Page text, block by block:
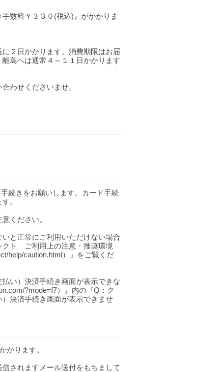
数料￥３３０(税込)』がかかりま
２日かかります。消費期限はお届
島へは通常４～１１日かかります
わせくださいませ。
続きをお願いします。カード手続
。
ください。
と正常にご利用いただけない場合
クト ご利用上の注意・推奨環境
help/caution.html）』をご覧くだ
い）決済手続き画面が表示できな
?mode=f7）』内の『Q：ク
決済手続き画面が表示できませ
かります。
されますメール送付をもちまして